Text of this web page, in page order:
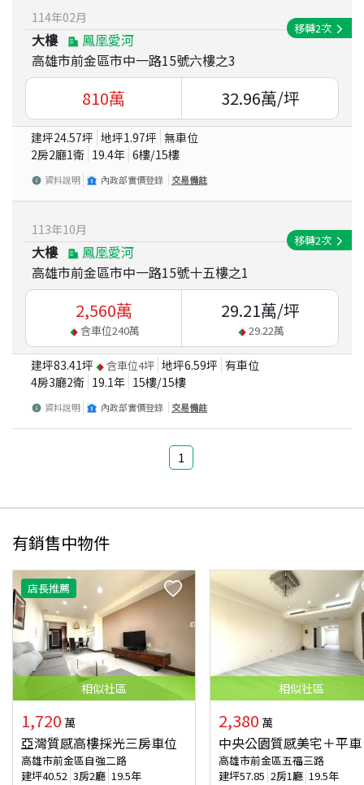
114年02月
大樓
鳳凰愛河
高雄市前金區市中一路15號六樓之3
移轉2次
810萬 32.96萬/坪
建坪24.57坪 地坪1.97坪 無車位
2房2廳1衛 19.4年 6樓/15樓
資料說明 內政部實價登錄 交易備註
113年10月
大樓
鳳凰愛河
高雄市前金區市中一路15號十五樓之1
移轉2次
2,560萬
含車位240萬
29.21萬/坪
29.22萬
建坪83.41坪 含車位4坪 地坪6.59坪 有車位
4房3廳2衛 19.1年 15樓/15樓
資料說明 內政部實價登錄 交易備註
1
有銷售中物件
店長推薦
相似社區
1,720 萬
亞灣質感高樓採光三房車位
高雄市前金區自強二路
建坪40.52 3房2廳 19.5年
相似社區
2,380 萬
中央公園質感美宅＋平車
高雄市前金區五福三路
建坪57.85 2房1廳 19.5年